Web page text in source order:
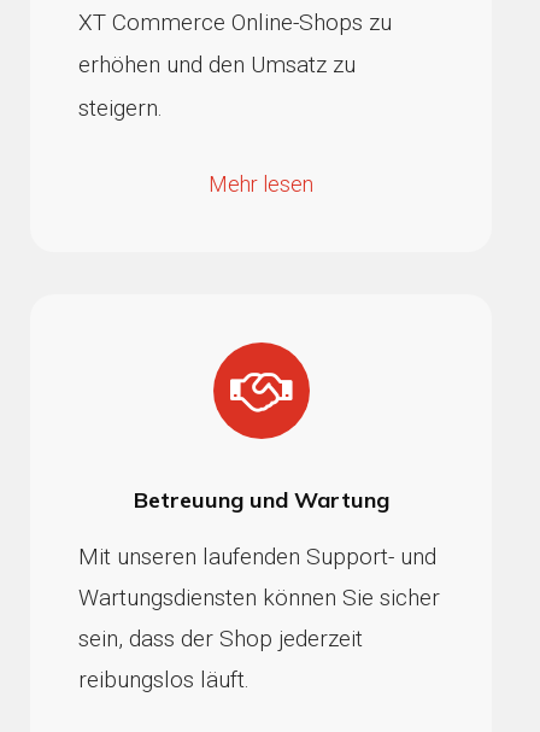
XT Commerce Online-Shops zu
erhöhen und den Umsatz zu
steigern.
Mehr lesen
Betreuung und Wartung
Mit unseren laufenden Support- und
Wartungsdiensten können Sie sicher
sein, dass der Shop jederzeit
reibungslos läuft.